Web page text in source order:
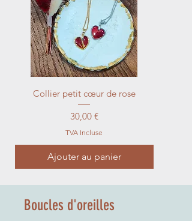
Collier petit cœur de rose
Prix
30,00 €
TVA Incluse
Ajouter au panier
Boucles d'oreilles